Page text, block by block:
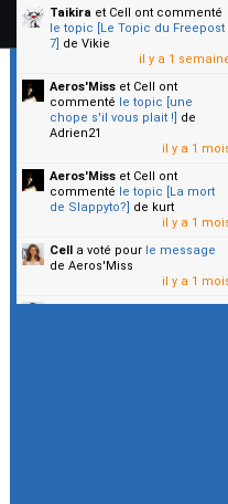
Taikira et Cell ont commenté
le topic [Le Topic du Freepost
7] de Vikie
il y a 1
Aeros'Miss et Cell ont
commenté le topic [une
chope s'il vous plait !] de
Adrien21
il y a 1
Aeros'Miss et Cell ont
commenté le topic [La mort
de Slappyto?] de kurt
il y a 1
Cell a voté pour le message
de Aeros'Miss
il y a 1
Cella voté pourle message